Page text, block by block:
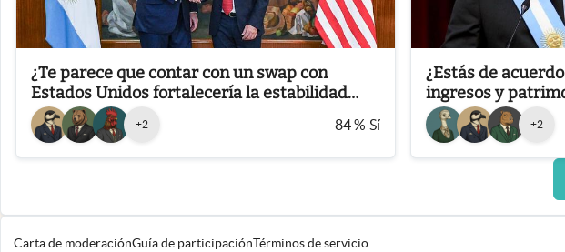
¿Te parece que contar con un swap con
Estados Unidos fortalecería la estabilidad
financiera de Argentina?
+2 84% Sí
¿Estás de
ingresos y
Inocencia Fiscal?
+2
Carta de moderaciónGuía de participaciónTérminos de servicio